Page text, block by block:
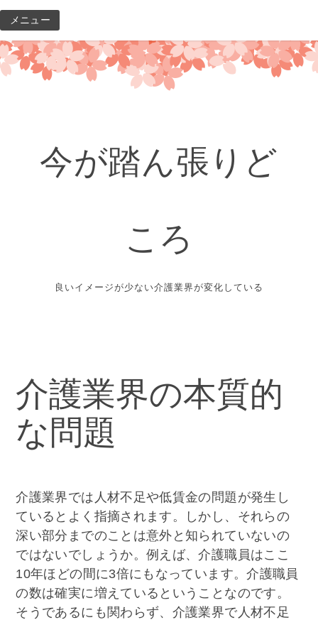
コ
ン
テ
ン
メニュー
今が踏ん張りど
ころ
良いイメージが少ない介護業界が変化している
介護業界の本質的
な問題
介護業界では人材不足や低賃金の問題が発生し
ているとよく指摘されます。しかし、それらの
深い部分までのことは意外と知られていないの
ではないでしょうか。例えば、介護職員はここ
10年ほどの間に3倍にもなっています。介護職員
の数は確実に増えているということなのです。
そうであるにも関わらず、介護業界で人材不足